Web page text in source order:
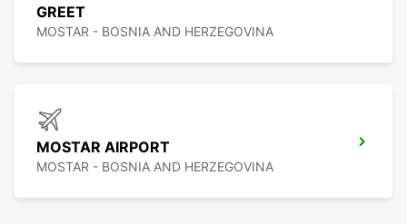
GREET
MOSTAR - BOSNIA AND HERZEGOVINA
MOSTAR AIRPORT
MOSTAR - BOSNIA AND HERZEGOVINA